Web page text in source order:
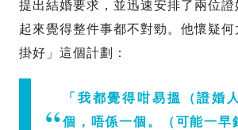
提出結婚要求，並迅速安排了兩位證
起來覺得整件事都不對勁。他懷疑
掛好」這個計劃：
「我都覺得咁易搵（證婚
個，唔係一個。（可能一早